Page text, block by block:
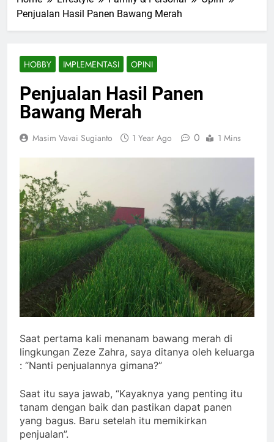
Penjualan Hasil Panen Bawang Merah
HOBBY IMPLEMENTASI OPINI
Penjualan Hasil Panen
Bawang Merah
Masim Vavai Sugianto 1 Year Ago 0 1 Mins
Saat pertama kali menanam bawang merah di
lingkungan Zeze Zahra, saya ditanya oleh keluarga
: “Nanti penjualannya gimana?”
Saat itu saya jawab, “Kayaknya yang penting itu
tanam dengan baik dan pastikan dapat panen
yang bagus. Baru setelah itu memikirkan
penjualan”.